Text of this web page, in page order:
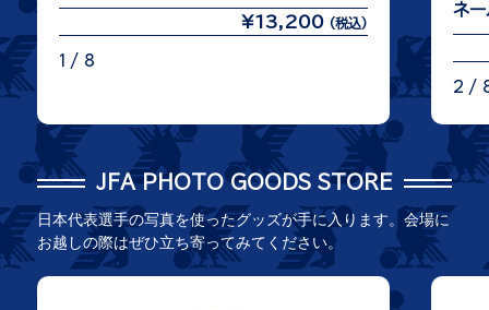
¥13,200 (税込)
1 / 8
ネ
2 /
JFA PHOTO GOODS STORE
日本代表選手の写真を使ったグッズが手に入ります。会場に
お越しの際はぜひ立ち寄ってみてください。